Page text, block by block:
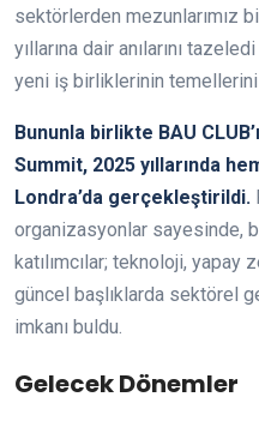
sektörlerden mezunlarımız
yıllarına dair anılarını
yeni iş birliklerinin temellerini
Bununla birlikte BAU
Summit, 2025 yıllarında
Londra’da gerçekleştirildi.
organizasyonlar sayesinde,
katılımcılar; teknoloji,
güncel başlıklarda sektörel
imkanı buldu.
Gelecek Dönemler